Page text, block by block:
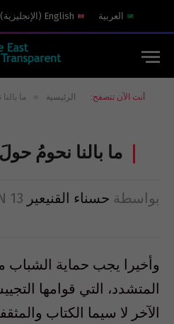
العربية English
( الإنجليزية)
أنت الآن تتصفح: الرئيسية » ما
ما بالنا نحومُ
بواسطة حسناء القنيعير 13 مايو 2007
وأخيرا يجب حماية الشباب
المتشدد، التي قوامها
الآخر لا سيما الكتاب